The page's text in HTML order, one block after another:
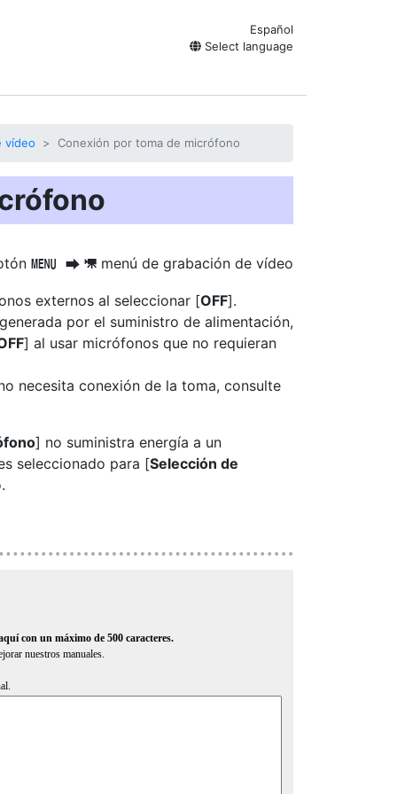
Español
Select language
vídeo Conexión por toma de micrófono
G U 1 menú de grabación de vídeo
externos al seleccionar [OFF].
por el suministro de alimentación,
] al usar micrófonos que no requieran
necesita conexión de la toma, consulte
] no suministra energía a un
seleccionado para [Selección de